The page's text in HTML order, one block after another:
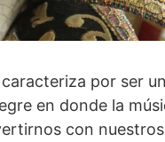
caracteriza por ser
en donde la
con nuestros